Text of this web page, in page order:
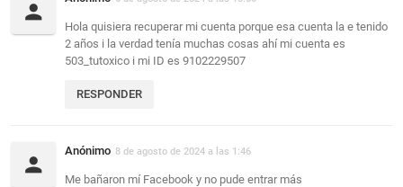
Hola quisiera recuperar mi cuenta porque esa cuenta la e tenido
2 años i la verdad tenía muchas cosas ahí mi cuenta es
503_tutoxico i mi ID es 9102229507
RESPONDER
Anónimo 8 de agosto de 2024 a las 1:46
Me bañaron mí Facebook y no pude entrar más